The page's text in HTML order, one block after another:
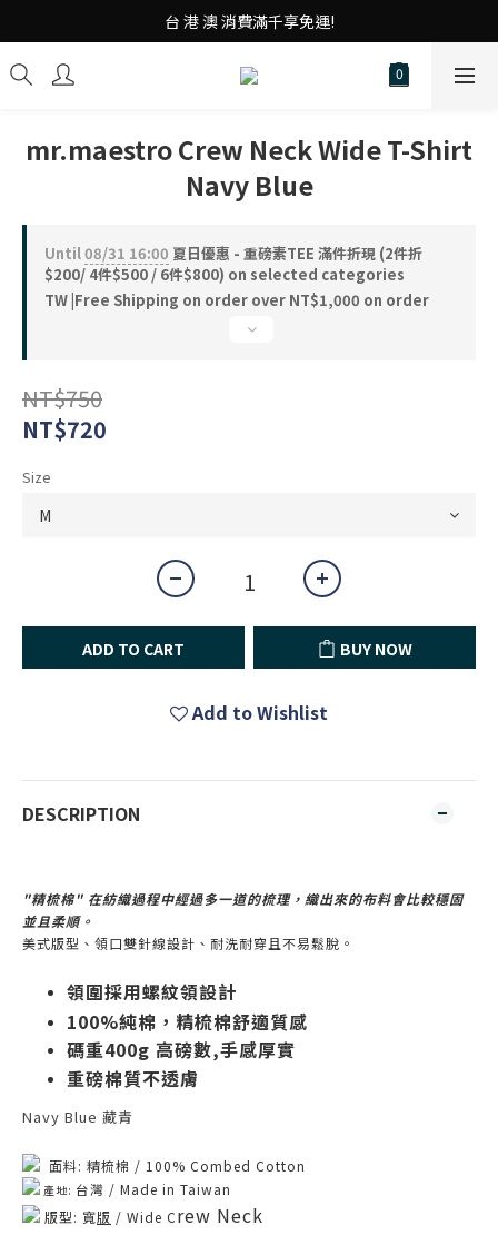
台 港 澳 消費滿千享免運!
台 港 澳 消費滿千享免運!
重磅素Tee 夏日滿件"現折優惠"!
mr.maestro Crew Neck Wide T-Shirt
Navy Blue
Until08/31 16:00 夏日優惠 - 重磅素TEE 滿件折現 (2件折
$200/ 4件$500 / 6件$800) on selected categories
TW |Free Shipping on order over NT$1,000 on order
NT$750
NT$720
Size
ADD TO CART BUY NOW
Add to Wishlist
DESCRIPTION
"精梳棉" 在紡織過程中經過多一道的梳理，織出來的布料會比較穩固
並且柔順。
美式版型、領口雙針線設計、耐洗耐穿且不易鬆脫。
領圍採用螺紋領設計
100%純棉， 精梳棉舒適質感
碼重400g 高磅數,手感厚實
重磅棉質不透膚
Navy Blue 藏青
面料: 精梳棉 / 100% Combed Cotton
產地: 台灣 / Made in Taiwan
版型: 寬版 / Wide Crew Neck